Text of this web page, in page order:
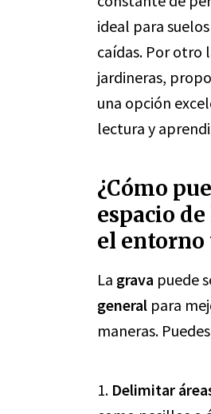
ideal para
caídas. Por otro
jardineras,
una opción
lectura y
¿Cómo
espacio
el entorno
La grava puede
general para
maneras.
1. Delimitar